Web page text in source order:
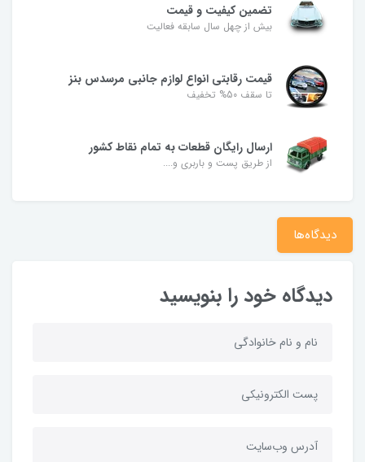
تضمین کیفیت و قیمت
بیش از چهل سال سابقه فعالیت
قیمت رقابتی انواع لوازم جانبی مرسدس بنز
تا سقف 50% تخفیف
ارسال رایگان قطعات به تمام نقاط کشور
از طریق پست و باربری و....
دیدگاه‌ها
دیدگاه خود را بنویسید